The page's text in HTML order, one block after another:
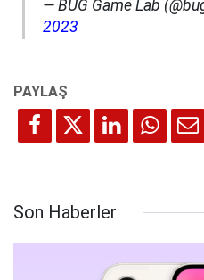
— BUG Game Lab
2023
Son Haberler